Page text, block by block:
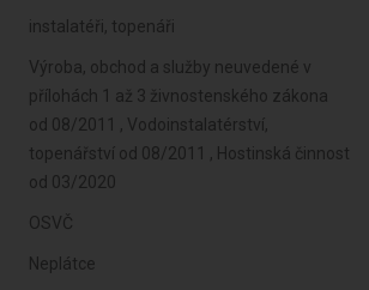
instalatéři, topenáři
Výroba, obchod a služby neuvedené v
přílohách 1 až 3 živnostenského zákona
od 08/2011 , Vodoinstalatérství,
topenářství od 08/2011 , Hostinská činnost
od 03/2020
OSVČ
Neplátce